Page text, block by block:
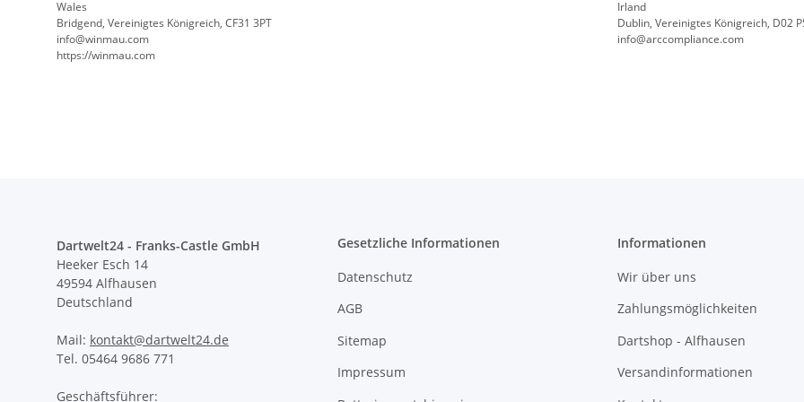
Wales
Bridgend, Vereinigtes Königreich, CF31 3PT
info@winmau.com
https://winmau.com
Irland
Dublin, Vereinigtes Königreich, D02
info@arccompliance.com
Dartwelt24 - Franks-Castle GmbH
Heeker Esch 14
49594 Alfhausen
Deutschland
Mail: kontakt@dartwelt24.de
Tel. 05464 9686 771
Geschäftsführer:
Gesetzliche Informationen
Datenschutz
AGB
Sitemap
Impressum
Informationen
Wir über uns
Zahlungsmöglichkeiten
Dartshop - Alfhausen
Versandinformationen